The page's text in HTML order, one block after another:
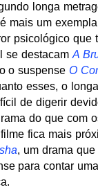
longa
mais um
psicológico que
se destacam A
o suspense O
esses, o
de digerir
do que com
fica mais
, um drama
para contar